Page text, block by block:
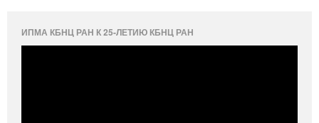
ИПМА КБНЦ РАН К 25-ЛЕТИЮ КБНЦ РАН